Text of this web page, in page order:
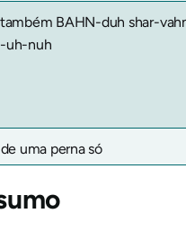
BAHN-duh shar-
uh-nuh
uma perna só